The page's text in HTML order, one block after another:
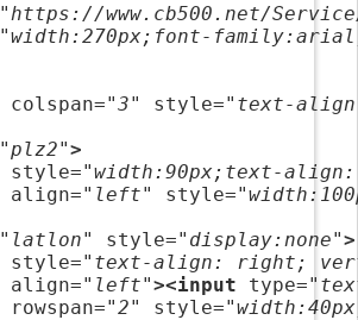
"https://www.cb500.net/
"width:270px;font-
colspan="3" style="text-
"plz2">
style="width:90px;text-
align="left" style=
"latlon" style="display:none">
style="text-align: right;
align="left"><input type=
rowspan="2" style=